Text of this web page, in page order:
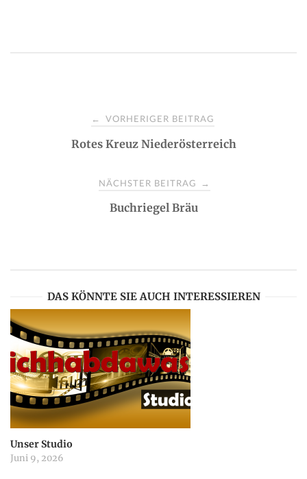
v
i
g
a
← VORHERIGER BEITRAG
Rotes Kreuz Niederösterreich
NÄCHSTER BEITRAG →
Buchriegel Bräu
DAS KÖNNTE SIE AUCH INTERESSIEREN
Unser Studio
Juni 9, 2026